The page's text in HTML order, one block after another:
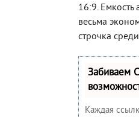
16:9. Емкость
весьма
строчка
Забиваем
Каждая